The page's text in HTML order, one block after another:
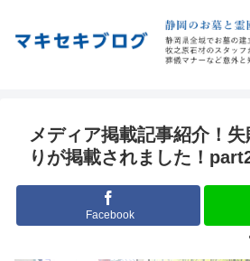
メディア掲載記事紹介！
りが掲載されました！
Facebook